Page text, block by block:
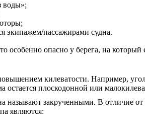
воды»;
экипажем/пассажирами судна.
особенно опасно у берега, на
килеватости. Например, угол
остается плоскодонной или
называют закрученными. В отличие
являются: